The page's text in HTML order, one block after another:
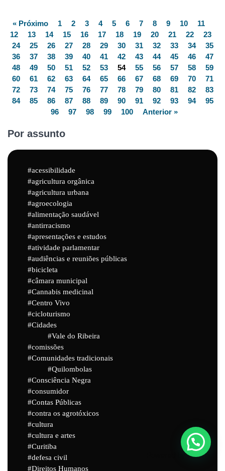
« Próximo 1 2 3 4 5 6 7 8 9 10
11
12
13 14 15 16 17 18 19 20 21 22
23
24
25 26 27 28 29 30 31 32 33 34
35
36
37 38 39 40 41 42 43 44 45 46
47
48
49 50 51 52 53 54 55 56 57 58
59
60
61 62 63 64 65 66 67 68 69 70
71
72
73 74 75 76 77 78 79 80 81 82
83
84
85 86 87 88 89 90 91 92 93 94
95
96
97 98 99 100 Anterior »
Por assunto
acessibilidade
agricultura orgânica
agricultura urbana
agroecologia
alimentação saudável
antirracismo
apresentações e estudos
atividade parlamentar
audiências e reuniões públicas
bicicleta
câmara municipal
Cannabis medicinal
Centro Vivo
cicloturismo
Cidades
Vale do Ribeira
comissões
Comunidades tradicionais
Quilombolas
Consciência Negra
consumidor
Contas Públicas
contra os agrotóxicos
cultura
cultura e artes
Curitiba
defesa civil
Direitos Humanos
Powered byJoinchat